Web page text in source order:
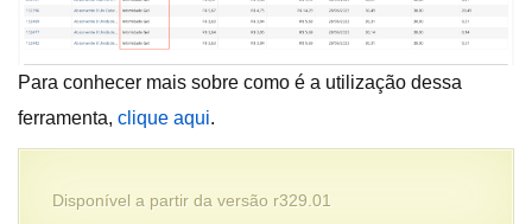
Para conhecer mais sobre como é a utilização dessa
ferramenta, clique aqui.
Disponível a partir da versão r329.01